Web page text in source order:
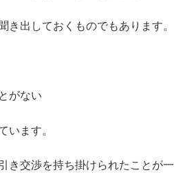
き出しておくものでもあります。
がない
います。
き交渉を持ち掛けられたことが一